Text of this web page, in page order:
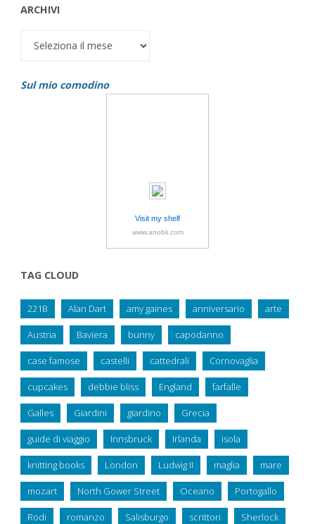
ARCHIVI
Archivi
Sul mio comodino
Visit my shelf
www.anobii.com
TAG CLOUD
221B Alan Dart amy gaines anniversario arte
Austria Baviera bunny capodanno
case famose castelli cattedrali Cornovaglia
cupcakes debbie bliss England farfalle
Galles Giardini giardino Grecia
guide di viaggio Innsbruck Irlanda isola
knitting books London Ludwig II maglia mare
mozart North Gower Street Oceano Portogallo
Rodi romanzo Salisburgo scrittori Sherlock